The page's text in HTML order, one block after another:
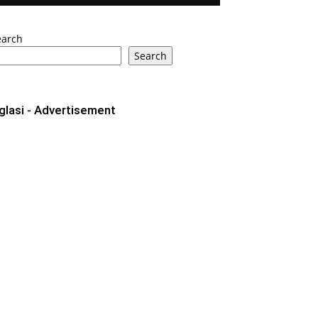
Search
- Advertisement